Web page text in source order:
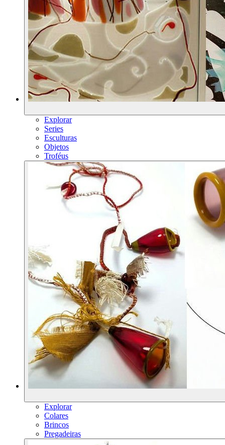
Explorar
Series
Esculturas
Objetos
Troféus
Explorar
Colares
Brincos
Pregadeiras